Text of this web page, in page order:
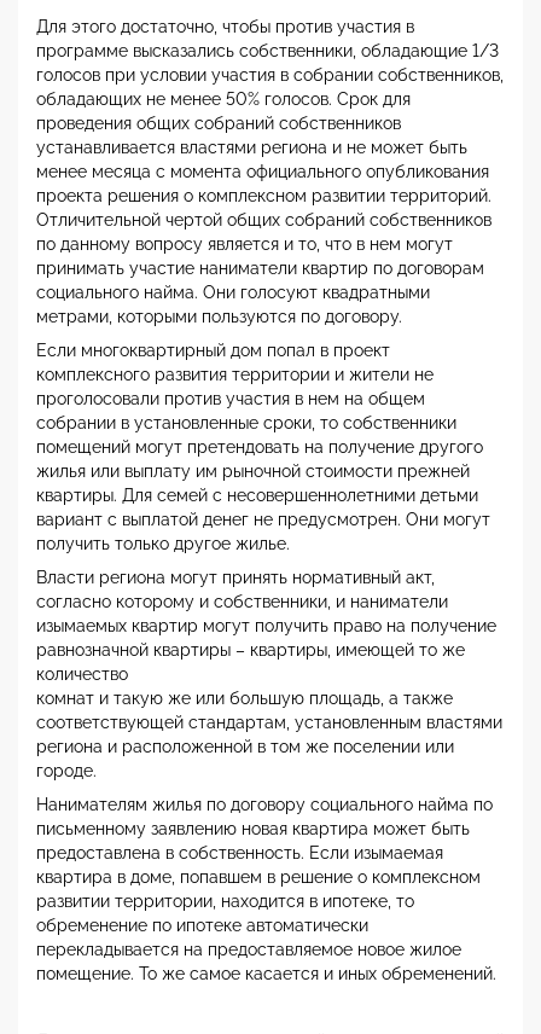
Для этого достаточно, чтобы против участия в
программе высказались собственники, обладающие 1/3
голосов при условии участия в собрании собственников,
обладающих не менее 50% голосов. Срок для
проведения общих собраний собственников
устанавливается властями региона и не может быть
менее месяца с момента официального опубликования
проекта решения о комплексном развитии территорий.
Отличительной чертой общих собраний собственников
по данному вопросу является и то, что в нем могут
принимать участие наниматели квартир по договорам
социального найма. Они голосуют квадратными
метрами, которыми пользуются по договору.
Если многоквартирный дом попал в проект
комплексного развития территории и жители не
проголосовали против участия в нем на общем
собрании в установленные сроки, то собственники
помещений могут претендовать на получение другого
жилья или выплату им рыночной стоимости прежней
квартиры. Для семей с несовершеннолетними детьми
вариант с выплатой денег не предусмотрен. Они могут
получить только другое жилье.
Власти региона могут принять нормативный акт,
согласно которому и собственники, и наниматели
изымаемых квартир могут получить право на получение
равнозначной квартиры – квартиры, имеющей то же
количество
комнат и такую же или большую площадь, а также
соответствующей стандартам, установленным властями
региона и расположенной в том же поселении или
городе.
Нанимателям жилья по договору социального найма по
письменному заявлению новая квартира может быть
предоставлена в собственность. Если изымаемая
квартира в доме, попавшем в решение о комплексном
развитии территории, находится в ипотеке, то
обременение по ипотеке автоматически
перекладывается на предоставляемое новое жилое
помещение. То же самое касается и иных обременений.